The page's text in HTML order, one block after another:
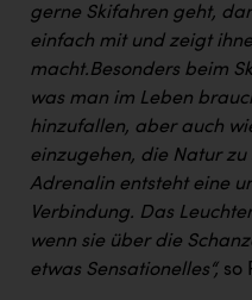
gerne Skifahren geht,
einfach mit und zeigt
macht.Besonders beim
was man im Leben
hinzufallen, aber auch
einzugehen, die Natur
Adrenalin entsteht eine
Verbindung. Das
wenn sie über die
etwas Sensationelles“, so